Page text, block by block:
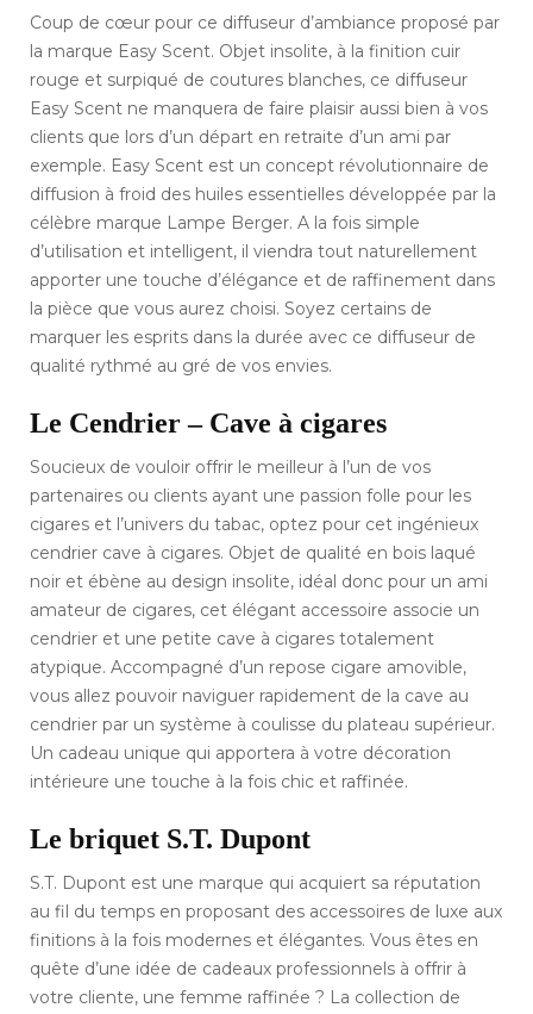
Coup de cœur pour ce diffuseur d’ambiance proposé par
la marque Easy Scent. Objet insolite, à la finition cuir
rouge et surpiqué de coutures blanches, ce diffuseur
Easy Scent ne manquera de faire plaisir aussi bien à vos
clients que lors d’un départ en retraite d’un ami par
exemple. Easy Scent est un concept révolutionnaire de
diffusion à froid des huiles essentielles développée par la
célèbre marque Lampe Berger. A la fois simple
d’utilisation et intelligent, il viendra tout naturellement
apporter une touche d’élégance et de raffinement dans
la pièce que vous aurez choisi. Soyez certains de
marquer les esprits dans la durée avec ce diffuseur de
qualité rythmé au gré de vos envies.
Le Cendrier – Cave à cigares
Soucieux de vouloir offrir le meilleur à l’un de vos
partenaires ou clients ayant une passion folle pour les
cigares et l’univers du tabac, optez pour cet ingénieux
cendrier cave à cigares. Objet de qualité en bois laqué
noir et ébène au design insolite, idéal donc pour un ami
amateur de cigares, cet élégant accessoire associe un
cendrier et une petite cave à cigares totalement
atypique. Accompagné d’un repose cigare amovible,
vous allez pouvoir naviguer rapidement de la cave au
cendrier par un système à coulisse du plateau supérieur.
Un cadeau unique qui apportera à votre décoration
intérieure une touche à la fois chic et raffinée.
Le briquet S.T. Dupont
S.T. Dupont est une marque qui acquiert sa réputation
au fil du temps en proposant des accessoires de luxe aux
finitions à la fois modernes et élégantes. Vous êtes en
quête d’une idée de cadeaux professionnels à offrir à
votre cliente, une femme raffinée ? La collection de